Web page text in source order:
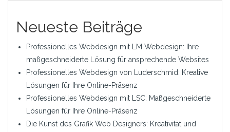
Neueste Beiträge
Professionelles Webdesign mit LM Webdesign: Ihre
maßgeschneiderte Lösung für ansprechende Websites
Professionelles Webdesign von Luderschmid: Kreative
Lösungen für Ihre Online-Präsenz
Professionelles Webdesign mit LSC: Maßgeschneiderte
Lösungen für Ihre Online-Präsenz
Die Kunst des Grafik Web Designers: Kreativität und